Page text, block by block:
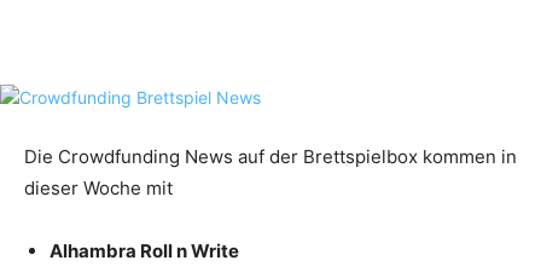
Die Crowdfunding News auf der Brettspielbox kommen in
dieser Woche mit
Alhambra Roll n Write